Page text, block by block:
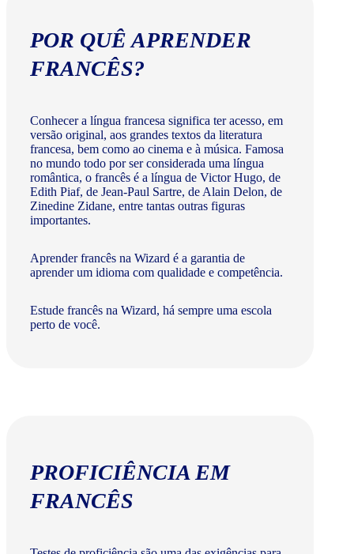
POR QUÊ APRENDER
FRANCÊS?
Conhecer a língua francesa significa ter acesso, em
versão original, aos grandes textos da literatura
francesa, bem como ao cinema e à música. Famosa
no mundo todo por ser considerada uma língua
romântica, o francês é a língua de Victor Hugo, de
Edith Piaf, de Jean-Paul Sartre, de Alain Delon, de
Zinedine Zidane, entre tantas outras figuras
importantes.
Aprender francês na Wizard é a garantia de
aprender um idioma com qualidade e competência.
Estude francês na Wizard, há sempre uma escola
perto de você.
PROFICIÊNCIA EM
FRANCÊS